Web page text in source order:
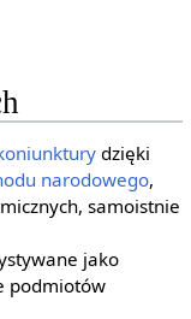
dzięki
narodowego,
samoistnie
jako
podmiotów